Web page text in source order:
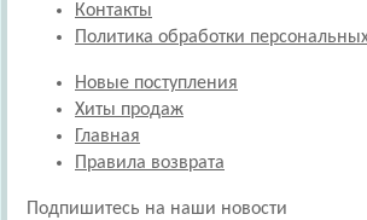
Контакты
Политика обработки
Новые поступления
Хиты продаж
Главная
Правила возврата
Подпишитесь на наши новости